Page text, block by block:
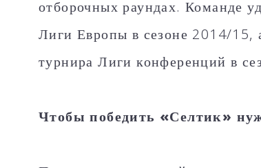
отборочных раундах. Команде
Лиги Европы в сезоне 2014/15,
турнира Лиги конференций в
Чтобы победить «Селтик»